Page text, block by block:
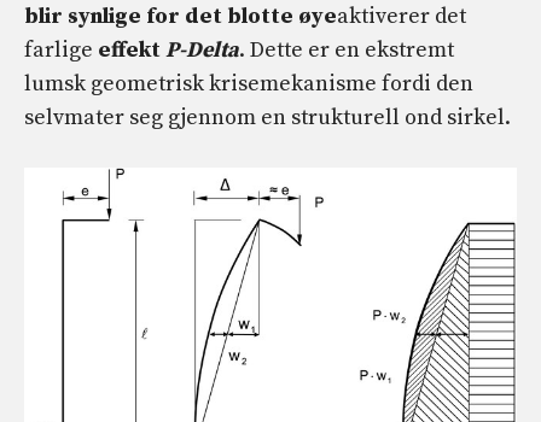
blir synlige for det blotte øyeaktiverer det
farlige effektP-Delta. Dette er en ekstremt
lumsk geometrisk krisemekanisme fordi den
selvmater seg gjennom en strukturell ond sirkel.